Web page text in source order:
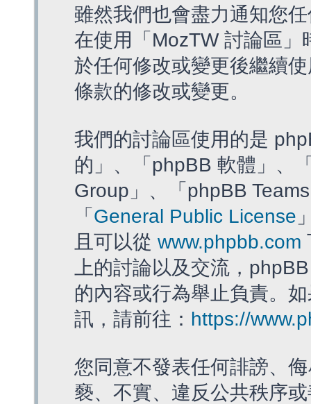
雖然我們也會盡力通知您
在使用「MozTW 討論區
於任何修改或變更後繼續
條款的修改或變更。
我們的討論區使用的是
的」、「phpBB 軟體」、
Group」、「phpBB
「 General Public License
且可以從 www.phpbb.com
上的討論以及交流，
的內容或行為舉止負責。
訊，請前往： https://
您同意不發表任何誹謗、
褻、不實、違反公共秩序